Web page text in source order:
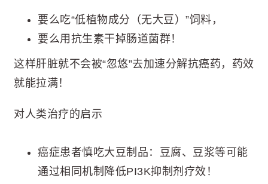
要么吃“低植物成分（无大豆）”饲料，
要么用抗生素干掉肠道菌群！
这样肝脏就不会被“忽悠”去加速分解抗癌药，药效
就能拉满！
对人类治疗的启示
癌症患者慎吃大豆制品：豆腐、豆浆等可能
通过相同机制降低PI3K抑制剂疗效！